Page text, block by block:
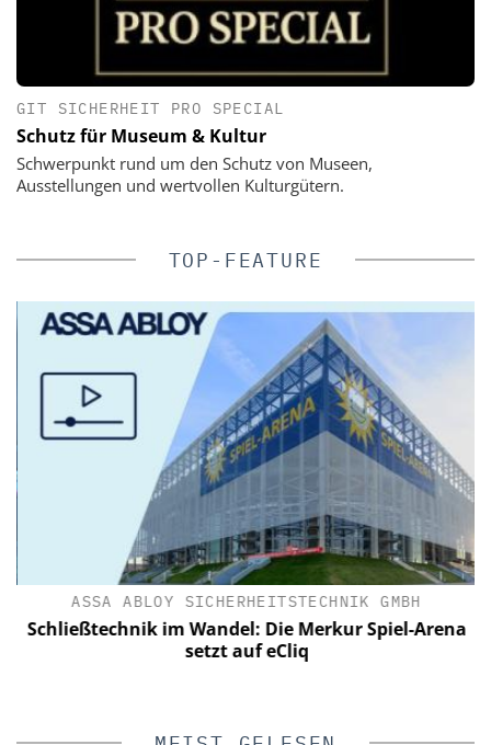
GIT SICHERHEIT PRO SPECIAL
Schutz für Museum & Kultur
Schwerpunkt rund um den Schutz von Museen,
Ausstellungen und wertvollen Kulturgütern.
TOP-FEATURE
ASSA ABLOY SICHERHEITSTECHNIK GMBH
Schließtechnik im Wandel: Die Merkur Spiel-Arena
setzt auf eCliq